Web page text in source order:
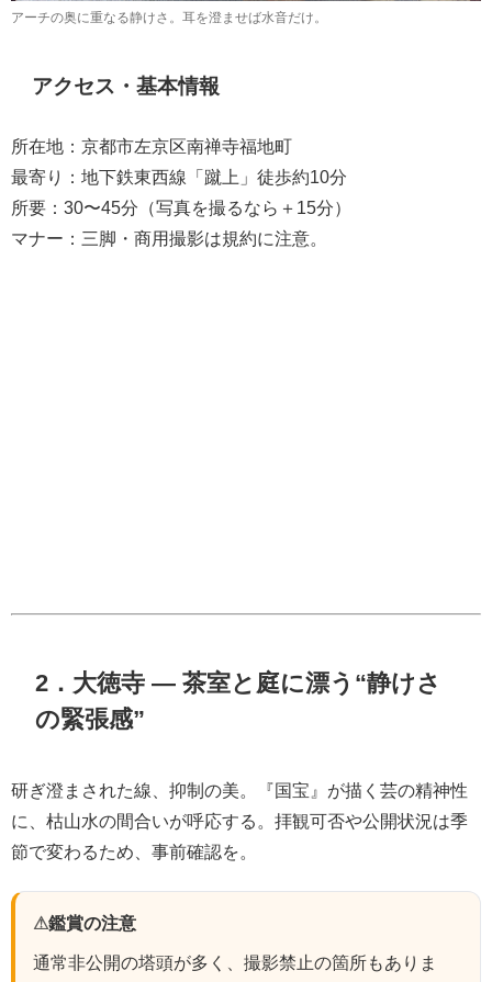
アーチの奥に重なる静けさ。耳を澄ませば水音だけ。
アクセス・基本情報
所在地：京都市左京区南禅寺福地町
最寄り：地下鉄東西線「蹴上」徒歩約10分
所要：30〜45分（写真を撮るなら＋15分）
マナー：三脚・商用撮影は規約に注意。
2．大徳寺 ― 茶室と庭に漂う“静けさ
の緊張感”
研ぎ澄まされた線、抑制の美。『国宝』が描く芸の精神性
に、枯山水の間合いが呼応する。拝観可否や公開状況は季
節で変わるため、事前確認を。
⚠鑑賞の注意
通常非公開の塔頭が多く、撮影禁止の箇所もありま